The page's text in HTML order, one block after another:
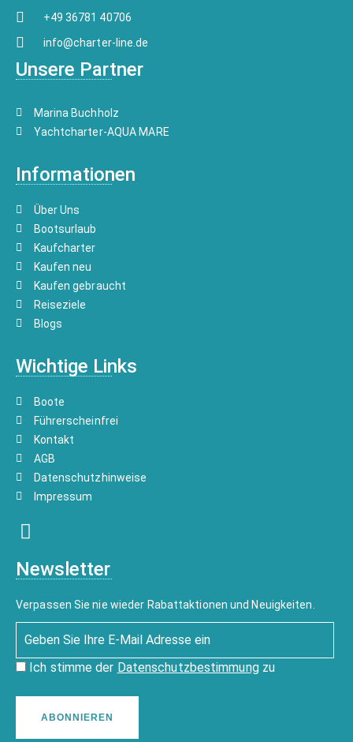
+49 36781 40706
info@charter-line.de
Unsere Partner
Marina Buchholz
Yachtcharter-AQUA MARE
Informationen
Über Uns
Bootsurlaub
Kaufcharter
Kaufen neu
Kaufen gebraucht
Reiseziele
Blogs
Wichtige Links
Boote
Führerscheinfrei
Kontakt
AGB
Datenschutzhinweise
Impressum
Newsletter
Verpassen Sie nie wieder Rabattaktionen und Neuigkeiten.
Ich stimme der Datenschutzbestimmungzu
ABONNIEREN